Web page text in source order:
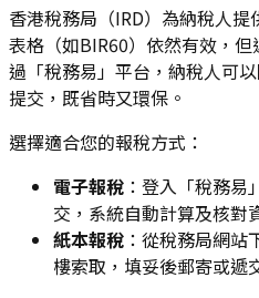
香港稅務局（IRD）為納稅人
表格（如BIR60）依然有效，
過「稅務易」平台，納稅人可
提交，既省時又環保。
選擇適合您的報稅方式：
電子報稅 ：登入「稅務
交，系統自動計算及核對
紙本報稅 ：從稅務局網站
樓索取，填妥後郵寄或遞